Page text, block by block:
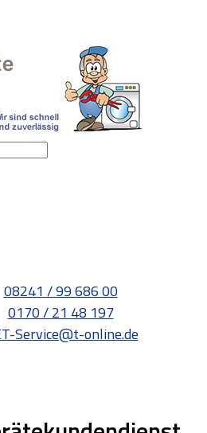
08241 / 99 686 00
0170 / 21 48 197
Service@t-online.de